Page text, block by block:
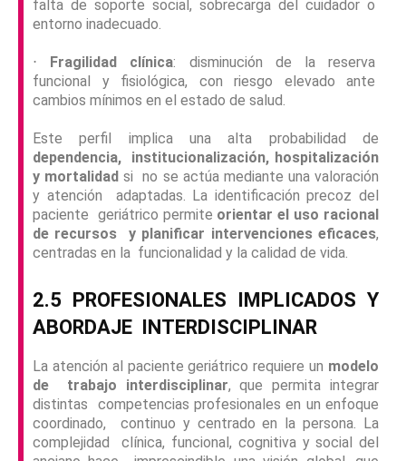
falta de soporte social, sobrecarga del cuidador o
entorno inadecuado.
⋅ Fragilidad clínica: disminución de la reserva
funcional y fisiológica, con riesgo elevado ante
cambios mínimos en el estado de salud.
Este perfil implica una alta probabilidad de
dependencia, institucionalización, hospitalización
y mortalidadsi no se actúa mediante una valoración
y atención adaptadas. La identificación precoz del
paciente geriátrico permite orientar el uso racional
de recursos y planificar intervenciones eficaces,
centradas en la funcionalidad y la calidad de vida.
2.5 PROFESIONALES IMPLICADOS Y
ABORDAJE INTERDISCIPLINAR
La atención al paciente geriátrico requiere un modelo
de trabajo interdisciplinar, que permita integrar
distintas competencias profesionales en un enfoque
coordinado, continuo y centrado en la persona. La
complejidad clínica, funcional, cognitiva y social del